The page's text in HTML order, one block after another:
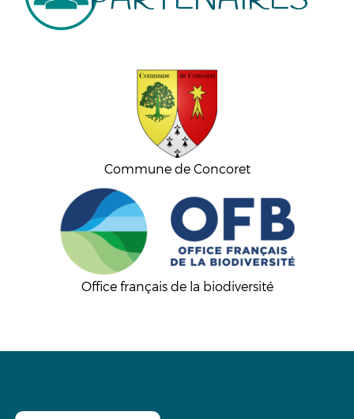
Commune de Concoret
Office français de la biodiversité